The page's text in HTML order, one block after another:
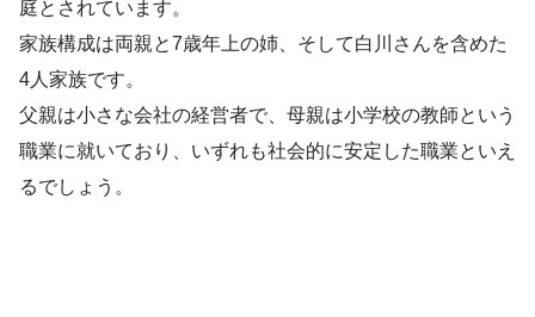
庭とされています。
家族構成は両親と7歳年上の姉、そして白川さんを含めた
4人家族です。
父親は小さな会社の経営者で、母親は小学校の教師という
職業に就いており、いずれも社会的に安定した職業といえ
るでしょう。